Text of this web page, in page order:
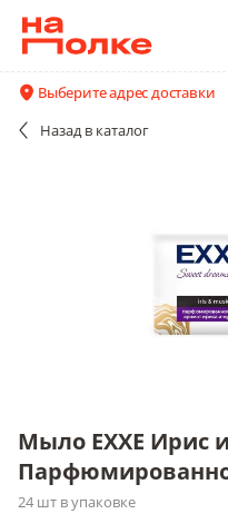
Выберите адрес доставки
Назад в каталог
Мыло EXXE Ирис
24 шт в упаковке